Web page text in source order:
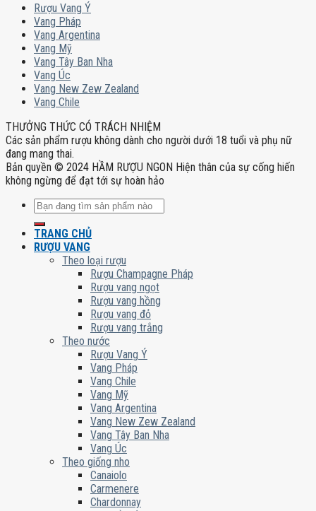
Rượu Vang Ý
Vang Pháp
Vang Argentina
Vang Mỹ
Vang Tây Ban Nha
Vang Úc
Vang New Zew Zealand
Vang Chile
THƯỞNG THỨC CÓ TRÁCH NHIỆM
Các sản phẩm rượu không dành cho người dưới 18 tuổi và phụ nữ
đang mang thai.
Bản quyền © 2024 HẦM RƯỢU NGON Hiện thân của sự cống hiến
không ngừng để đạt tới sự hoàn hảo
Tìm
kiếm:
TRANG CHỦ
RƯỢU VANG
Theo loại rượu
Rượu Champagne Pháp
Rượu vang ngọt
Rượu vang hồng
Rượu vang đỏ
Rượu vang trắng
Theo nước
Rượu Vang Ý
Vang Pháp
Vang Chile
Vang Mỹ
Vang Argentina
Vang New Zew Zealand
Vang Tây Ban Nha
Vang Úc
Theo giống nho
Canaiolo
Carmenere
Chardonnay